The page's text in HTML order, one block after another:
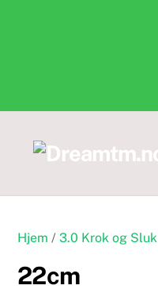
Hjem / 3.0 Krok og Sluk
22cm